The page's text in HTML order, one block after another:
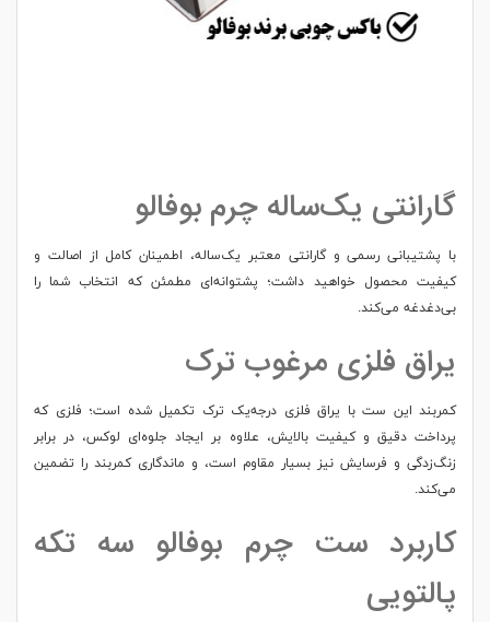
گارانتی یک‌ساله چرم بوفالو
با پشتیبانی رسمی و گارانتی معتبر یک‌ساله، اطمینان کامل از اصالت و
کیفیت محصول خواهید داشت؛ پشتوانه‌ای مطمئن که انتخاب شما را
بی‌دغدغه می‌کند.
یراق فلزی مرغوب ترک
کمربند این ست با یراق فلزی درجه‌یک ترک تکمیل شده است؛ فلزی که
پرداخت دقیق و کیفیت بالایش، علاوه بر ایجاد جلوه‌ای لوکس، در برابر
زنگ‌زدگی و فرسایش نیز بسیار مقاوم است، و ماندگاری کمربند را تضمین
می‌کند.
کاربرد ست چرم بوفالو سه تکه
پالتویی